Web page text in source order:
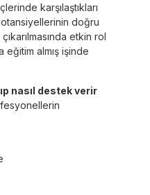
karşılaştıkları
doğru
etkin rol
almış işinde
nasıl destek verir